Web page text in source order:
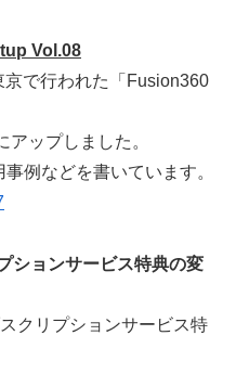
Vol.08
で行われた「Fusion360
ップしました。
例などを書いています。
ションサービス特典の変
クリプションサービス特